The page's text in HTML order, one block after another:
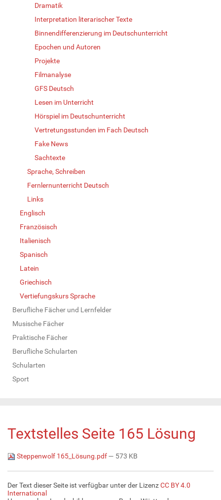
Dramatik
Interpretation literarischer Texte
Binnendifferenzierung im Deutschunterricht
Epochen und Autoren
Projekte
Filmanalyse
GFS Deutsch
Lesen im Unterricht
Hörspiel im Deutschunterricht
Vertretungsstunden im Fach Deutsch
Fake News
Sachtexte
Sprache, Schreiben
Fernlernunterricht Deutsch
Links
Englisch
Französisch
Italienisch
Spanisch
Latein
Griechisch
Vertiefungskurs Sprache
Berufliche Fächer und Lernfelder
Musische Fächer
Praktische Fächer
Berufliche Schularten
Schularten
Sport
Textstelles Seite 165 Lösung
Steppenwolf 165_Lösung.pdf— 573 KB
Der Text dieser Seite ist verfügbar unter der LizenzCC BY 4.0
International